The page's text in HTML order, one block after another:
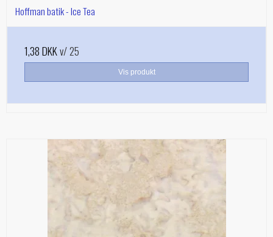
Hoffman batik - Ice Tea
1,38 DKKv/ 25
Vis produkt